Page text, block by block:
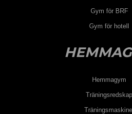
Gym för BRF
Gym för hotell
Hemmagym
Träningsredskap